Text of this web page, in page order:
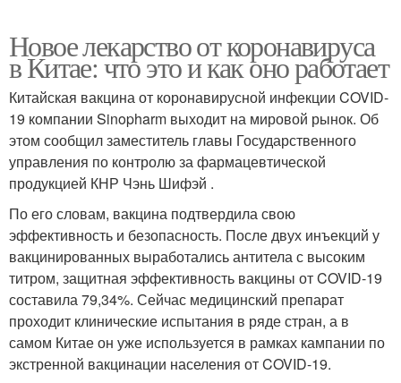
Новое лекарство от коронавируса
в Китае: что это и как оно работает
Китайская вакцина от коронавирусной инфекции COVID-
19 компании Sinopharm выходит на мировой рынок. Об
этом сообщил заместитель главы Государственного
управления по контролю за фармацевтической
продукцией КНР Чэнь Шифэй .
По его словам, вакцина подтвердила свою
эффективность и безопасность. После двух инъекций у
вакцинированных выработались антитела с высоким
титром, защитная эффективность вакцины от COVID-19
составила 79,34%. Сейчас медицинский препарат
проходит клинические испытания в ряде стран, а в
самом Китае он уже используется в рамках кампании по
экстренной вакцинации населения от COVID-19.